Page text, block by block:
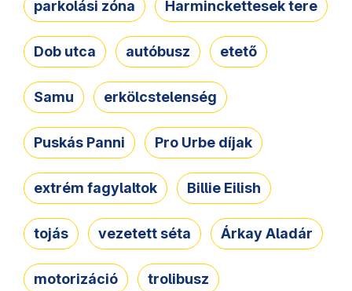
parkolási zóna Harminckettesek tere
Dob utca autóbusz etető
Samu erkölcstelenség
Puskás Panni Pro Urbe díjak
extrém fagylaltok Billie Eilish
tojás vezetett séta Árkay Aladár
motorizáció trolibusz